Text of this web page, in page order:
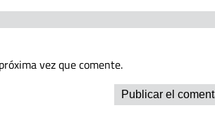
vez que comente.